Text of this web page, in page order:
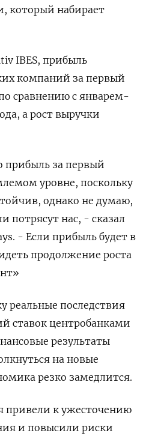
который набирает
IBES, прибыль
компаний за первый
сравнению с январем-
а рост выручки
прибыль за первый
уровне, поскольку
однако не думаю,
потрясут нас, - сказал
- Если прибыль будет в
продолжение роста
реальные последствия
ставок центробанками
результаты
на новые
резко замедлится.
привели к ужесточению
и повысили риски